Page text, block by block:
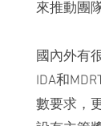
來推動團
國內外有
IDA和
數要求，